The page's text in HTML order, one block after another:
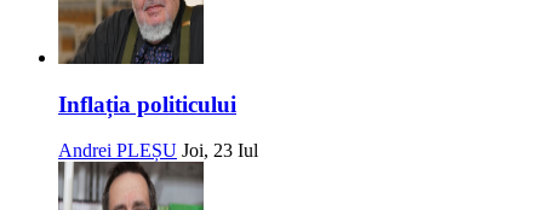
Inflația politicului
Andrei PLEȘU Joi, 23 Iul